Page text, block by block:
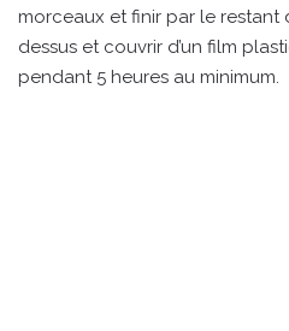
morceaux et finir par le restant
dessus et couvrir d’un film
pendant 5 heures au minimum.